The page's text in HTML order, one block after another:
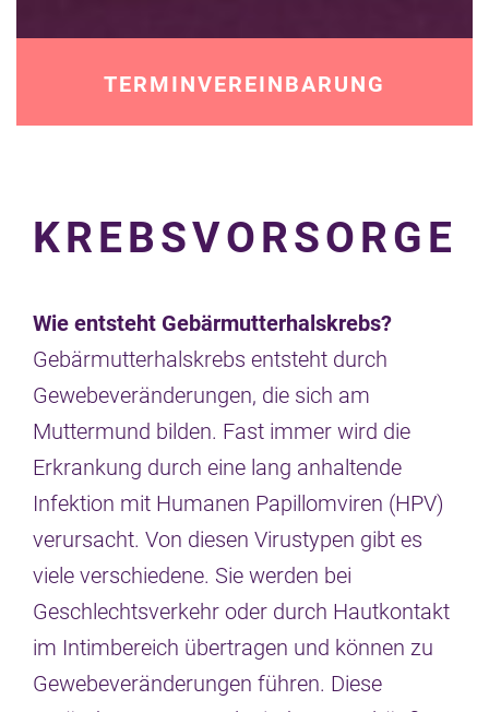
TERMINVEREINBARUNG
KREBSVORSORGE
Wie entsteht Gebärmutterhalskrebs?
Gebärmutterhalskrebs entsteht durch
Gewebeveränderungen, die sich am
Muttermund bilden. Fast immer wird die
Erkrankung durch eine lang anhaltende
Infektion mit Humanen Papillomviren (HPV)
verursacht. Von diesen Virustypen gibt es
viele verschiedene. Sie werden bei
Geschlechtsverkehr oder durch Hautkontakt
im Intimbereich übertragen und können zu
Gewebeveränderungen führen. Diese